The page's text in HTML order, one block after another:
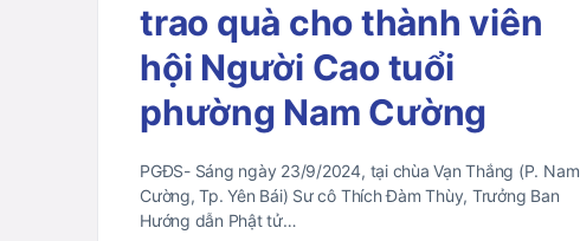
trao quà cho thành viên
hội Người Cao tuổi
phường Nam Cường
PGĐS- Sáng ngày 23/9/2024, tại chùa Vạn Thắng (P. Nam
Cường, Tp. Yên Bái) Sư cô Thích Đàm Thùy, Trưởng Ban
Hướng dẫn Phật tử…